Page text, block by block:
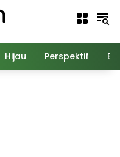
Hijau Perspektif